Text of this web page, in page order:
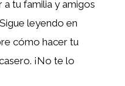
a tu familia y amigos
leyendo en
cómo hacer tu
¡No te lo